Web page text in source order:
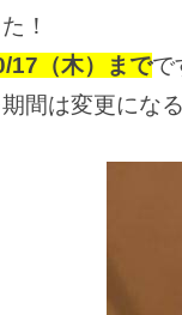
！
17（木）までで
間は変更にな